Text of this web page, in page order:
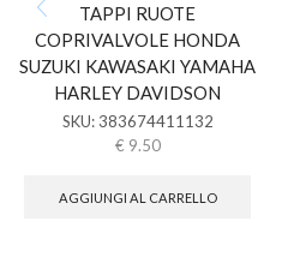
TAPPI RUOTE
COPRIVALVOLE HONDA
SUZUKI KAWASAKI YAMAHA
HARLEY DAVIDSON
SKU: 383674411132
€ 9.50
AGGIUNGI AL CARRELLO